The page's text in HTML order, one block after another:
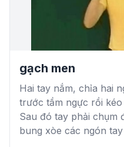
gạch men
Hai tay nắm, chỉa hai
trước tầm ngực rồi
Sau đó tay phải chụm
bung xòe các ngón